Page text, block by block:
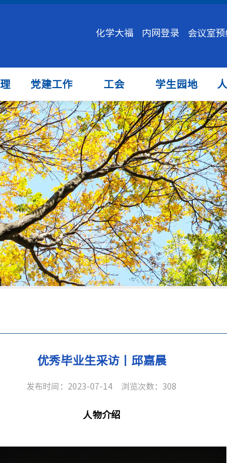
党建工作 工会 学生园地
化学大福 内网登录 会议室预
优秀毕业生采访丨邱嘉晨
发布时间：2023-07-14 浏览次数： 308
人物介绍